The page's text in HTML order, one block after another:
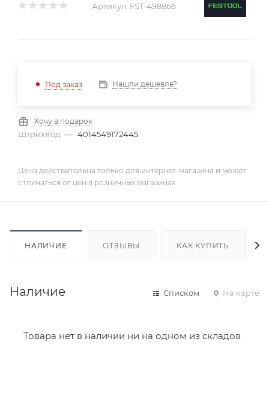
Артикул: FST-498866
Под заказ Нашли дешевле?
Хочу в подарок
ШтрихКод — 4014549172445
Цена действительна только для интернет-магазина и может
отличаться от цен в розничных магазинах
НАЛИЧИЕ ОТЗЫВЫ КАК КУПИТЬ
Наличие Списком На карте
Товара нет в наличии ни на одном из складов